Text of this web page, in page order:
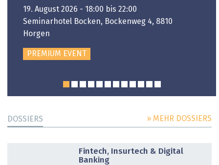
19. August 2026 - 18:00 bis 22:00
Seminarhotel Bocken, Bockenweg 4, 8810
Horgen
PREMIUM EVENT
DOSSIERS » MEHR DOSSIERS
Fintech, Insurtech & Digital
Banking